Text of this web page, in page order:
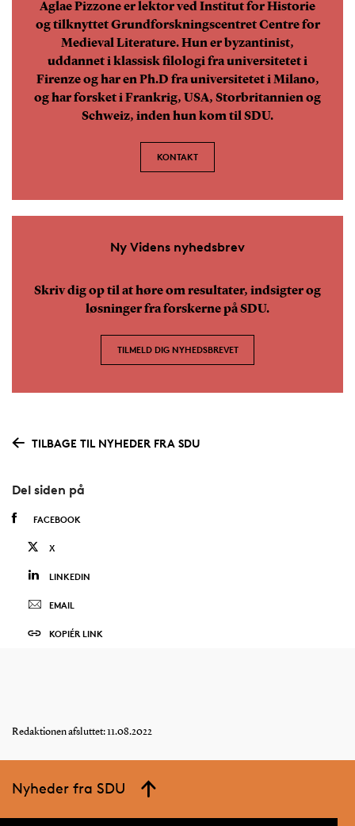
Aglae Pizzone er lektor ved Institut for Historie
og tilknyttet Grundforskningscentret Centre for
Medieval Literature. Hun er byzantinist,
uddannet i klassisk filologi fra universitetet i
Firenze og har en Ph.D fra universitetet i Milano,
og har forsket i Frankrig, USA, Storbritannien og
Schweiz, inden hun kom til SDU.
KONTAKT
Ny Videns nyhedsbrev
Skriv dig op til at høre om resultater, indsigter og
løsninger fra forskerne på SDU.
TILMELD DIG NYHEDSBREVET
TILBAGE TIL NYHEDER FRA SDU
Del siden på
FACEBOOK
X
LINKEDIN
EMAIL
KOPIÉR LINK
Redaktionen afsluttet: 11.08.2022
Nyheder fra SDU